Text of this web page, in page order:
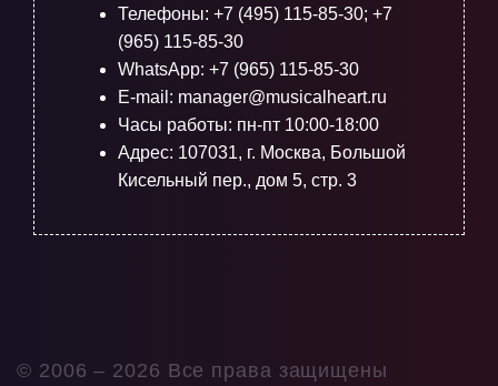
Телефоны: +7 (495) 115-85-30; +7
(965) 115-85-30
WhatsApp: +7 (965) 115-85-30
E-mail: manager@musicalheart.ru
Часы работы: пн-пт 10:00-18:00
Адрес: 107031, г. Москва, Большой
Кисельный пер., дом 5, стр. 3
© 2006 – 2026 Все права защищены